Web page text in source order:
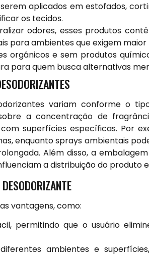
aplicados em estofados,
os tecidos.
odores, esses produtos
para ambientes que exigem maior
orgânicos e sem produtos
para quem busca alternativas
variam conforme o
a concentração de
superfícies específicas. Por
enquanto sprays ambientais
Além disso, a
a distribuição do produto
vantagens, como:
permitindo que o usuário
ambientes e